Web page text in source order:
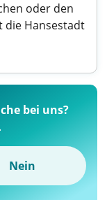
oder den
die Hansestadt
bei uns?
Nein